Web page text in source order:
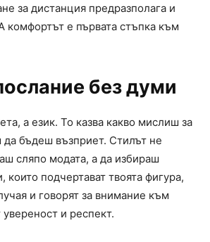
за дистанция предразполага и
комфортът е първата стъпка към
без думи
а език. То казва какво мислиш за
да бъдеш възприет. Стилът не
сляпо модата, а да избираш
които подчертават твоята фигура,
и говорят за внимание към
и респект.